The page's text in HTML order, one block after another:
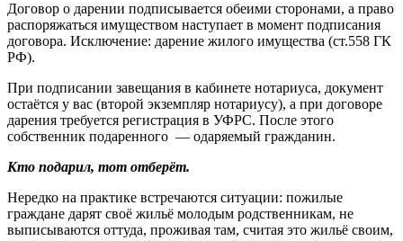
Договор о дарении подписывается обеими сторонами, а право
распоряжаться имуществом наступает в момент подписания
договора. Исключение: дарение жилого имущества (ст.558 ГК
РФ).
При подписании завещания в кабинете нотариуса, документ
остаётся у вас (второй экземпляр нотариусу), а при договоре
дарения требуется регистрация в УФРС. После этого
собственник подаренного — одаряемый гражданин.
Кто подарил, тот отберёт.
Нередко на практике встречаются ситуации: пожилые
граждане дарят своё жильё молодым родственникам, не
выписываются оттуда, проживая там, считая это жильё своим,